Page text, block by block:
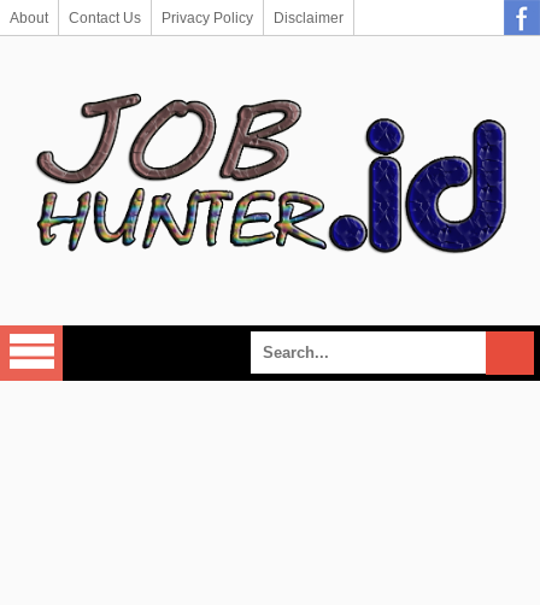
About Contact Us Privacy Policy Disclaimer